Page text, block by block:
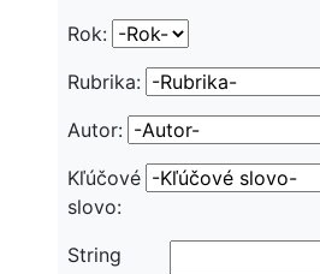
Rok:
Rubrika:
Autor:
Kľúčové
slovo:
String